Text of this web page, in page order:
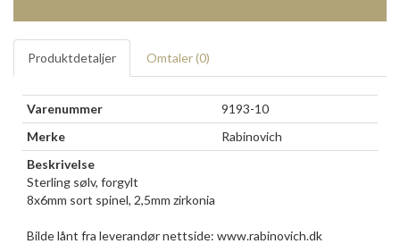
Produktdetaljer Omtaler (0)
Varenummer
9193-10
Merke
Rabinovich
Beskrivelse
Sterling sølv, forgylt
8x6mm sort spinel, 2,5mm zirkonia
Bilde lånt fra leverandør nettside: www.rabinovich.dk